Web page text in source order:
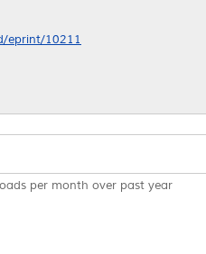
eprint/10211
per month over past year